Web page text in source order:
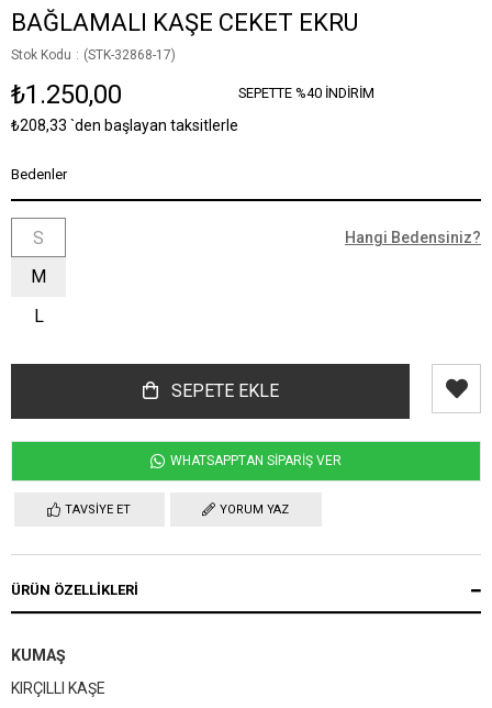
BAĞLAMALI KAŞE CEKET EKRU
Stok Kodu (STK-32868-17)
₺1.250,00
₺208,33 `den başlayan taksitlerle
SEPETTE %40 İNDİRİM
Bedenler
S
M
L
Hangi Bedensiniz?
WHATSAPPTAN SİPARİŞ VER
TAVSIYE ET YORUM YAZ
ÜRÜN ÖZELLIKLERI
KUMAŞ
KIRÇILLI KAŞE